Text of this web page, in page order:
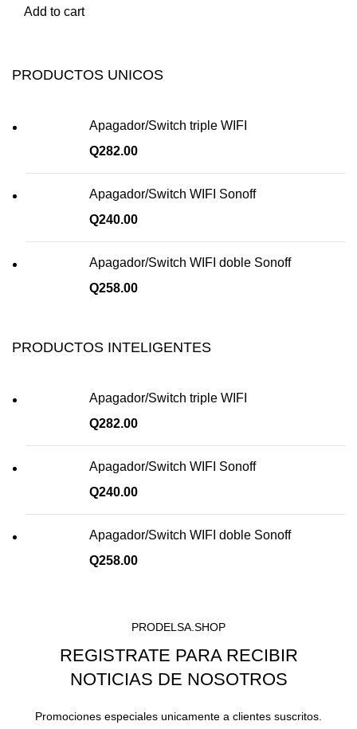
Add to cart
PRODUCTOS UNICOS
Apagador/Switch triple WIFI
Q282.00
Apagador/Switch WIFI Sonoff
Q240.00
Apagador/Switch WIFI doble Sonoff
Q258.00
PRODUCTOS INTELIGENTES
Apagador/Switch triple WIFI
Q282.00
Apagador/Switch WIFI Sonoff
Q240.00
Apagador/Switch WIFI doble Sonoff
Q258.00
PRODELSA.SHOP
REGISTRATE PARA RECIBIR
NOTICIAS DE NOSOTROS
Promociones especiales unicamente a clientes suscritos.